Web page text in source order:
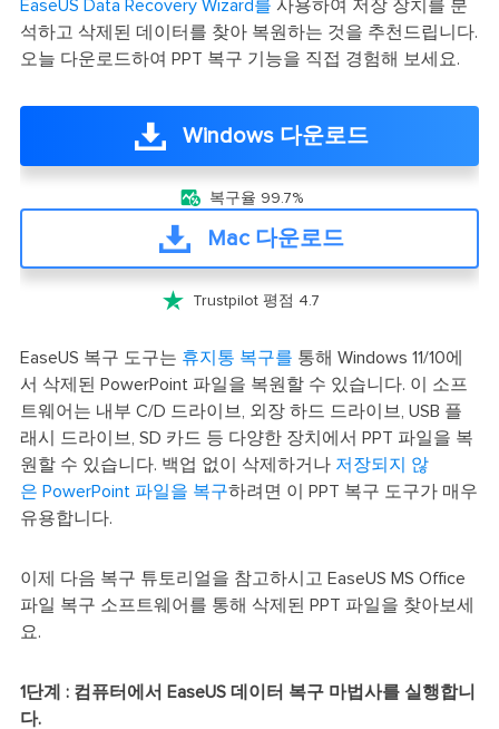
EaseUS Data Recovery Wizard를 사용하여 저장 장치를 분
석하고 삭제된 데이터를 찾아 복원하는 것을 추천드립니다.
오늘 다운로드하여 PPT 복구 기능을 직접 경험해 보세요.
Windows 다운로드
 복구율 99.7%
Mac 다운로드
 Trustpilot 평점 4.7
EaseUS 복구 도구는 휴지통 복구를 통해 Windows 11/10에
서 삭제된 PowerPoint 파일을 복원할 수 있습니다. 이 소프
트웨어는 내부 C/D 드라이브, 외장 하드 드라이브, USB 플
래시 드라이브, SD 카드 등 다양한 장치에서 PPT 파일을 복
원할 수 있습니다. 백업 없이 삭제하거나 저장되지 않
은 PowerPoint 파일을 복구하려면 이 PPT 복구 도구가 매우
유용합니다.
이제 다음 복구 튜토리얼을 참고하시고 EaseUS MS Office
파일 복구 소프트웨어를 통해 삭제된 PPT 파일을 찾아보세
요.
1단계 : 컴퓨터에서 EaseUS 데이터 복구 마법사를 실행합니
다.